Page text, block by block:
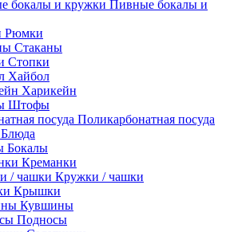
Пивные бокалы и
Рюмки
Стаканы
Стопки
Хайбол
Харикейн
Штофы
Поликарбонатная посуда
Блюда
Бокалы
Креманки
Кружки / чашки
Крышки
Кувшины
Подносы